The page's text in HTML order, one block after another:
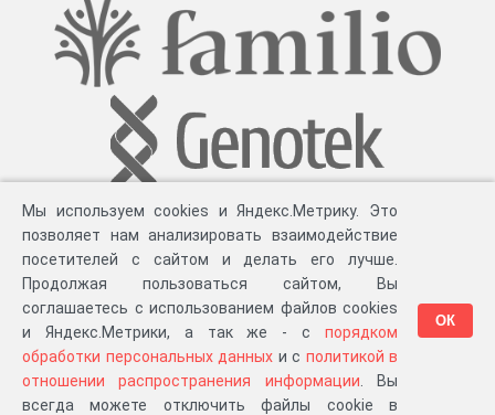
Разработка компании «Великіе предки», 2023-2026 гг. Блог.Суть проекта
Персональные данные.Распространение информации.ЧаВО.Сборка 111.46
Мы используем cookies и Яндекс.Метрику. Это
позволяет нам анализировать взаимодействие
посетителей с сайтом и делать его лучше.
Продолжая пользоваться сайтом, Вы
соглашаетесь с использованием файлов cookies
и Яндекс.Метрики, а так же - с порядком
обработки персональных данных и с политикой в
отношении распространения информации . Вы
всегда можете отключить файлы cookie в
ОК